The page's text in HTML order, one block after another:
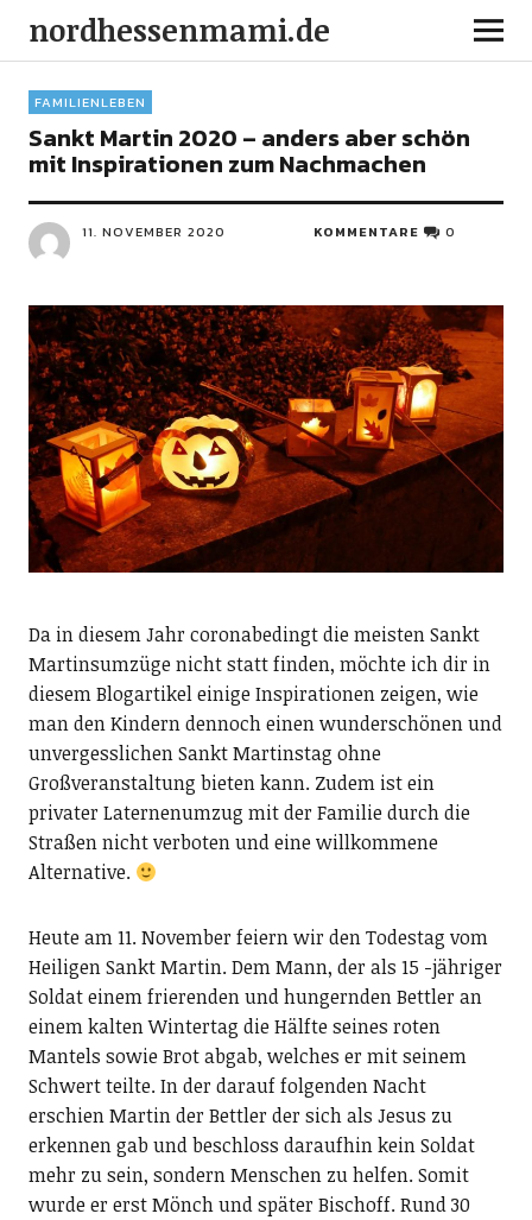
nordhessenmami.de
FAMILIENLEBEN
Sankt Martin 2020 – anders aber schön
mit Inspirationen zum Nachmachen
11. NOVEMBER 2020 KOMMENTARE 0
Da in diesem Jahr coronabedingt die meisten Sankt
Martinsumzüge nicht statt finden, möchte ich dir in
diesem Blogartikel einige Inspirationen zeigen, wie
man den Kindern dennoch einen wunderschönen und
unvergesslichen Sankt Martinstag ohne
Großveranstaltung bieten kann. Zudem ist ein
privater Laternenumzug mit der Familie durch die
Straßen nicht verboten und eine willkommene
Alternative.
Heute am 11. November feiern wir den Todestag vom
Heiligen Sankt Martin. Dem Mann, der als 15 -jähriger
Soldat einem frierenden und hungernden Bettler an
einem kalten Wintertag die Hälfte seines roten
Mantels sowie Brot abgab, welches er mit seinem
Schwert teilte. In der darauf folgenden Nacht
erschien Martin der Bettler der sich als Jesus zu
erkennen gab und beschloss daraufhin kein Soldat
mehr zu sein, sondern Menschen zu helfen. Somit
wurde er erst Mönch und später Bischoff. Rund 30